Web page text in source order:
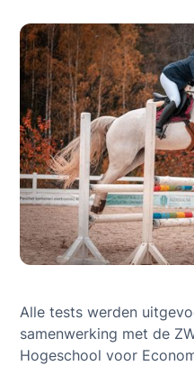
Alle tests werden
samenwerking met de
Hogeschool voor